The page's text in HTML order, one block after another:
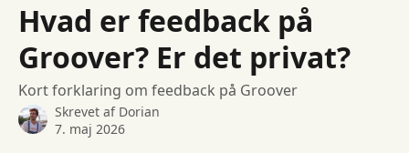
Hvad er feedback på
Groover? Er det privat?
Kort forklaring om feedback på Groover
Skrevet af Dorian
7. maj 2026